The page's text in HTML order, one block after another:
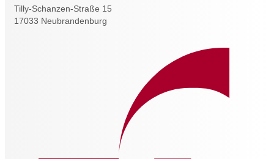
Tilly-Schanzen-Straße 15
17033 Neubrandenburg